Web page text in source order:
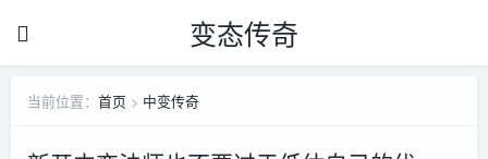
变态传奇
当前位置： 首页 > 中变传奇